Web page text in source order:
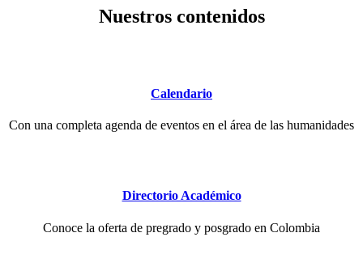
Nuestros contenidos
Calendario
Con una completa agenda de eventos en el área de las humanidades
Directorio Académico
Conoce la oferta de pregrado y posgrado en Colombia